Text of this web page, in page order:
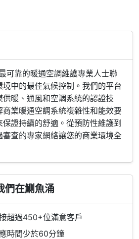
可靠的暖通空調維護專業人士聯
中的最佳氣候控制。我們的平台
暖、通風和空調系統的認證技
商業暖通空調系統複雜性和能效要
證持續的舒適。從預防性維護到
查的專家網絡讓您的商業環境全
們在鰂魚涌
超過450+位滿意客戶
時間少於60分鐘